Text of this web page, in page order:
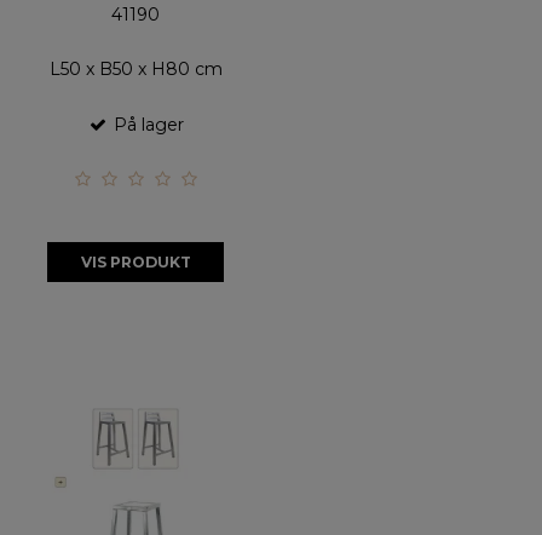
41190
L50 x B50 x H80 cm
På lager
VIS PRODUKT